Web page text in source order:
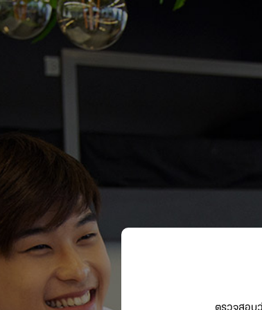
ตรวจสอบ